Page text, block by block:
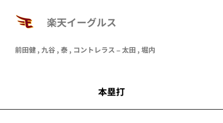
楽天イーグルス
前田健 , 九谷 , 泰 , コントレラス –太田 , 堀内
本塁打